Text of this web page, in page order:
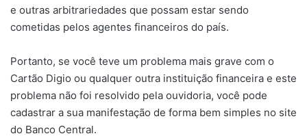
e outras arbitrariedades que possam estar sendo
cometidas pelos agentes financeiros do país.
Portanto, se você teve um problema mais grave com o
Cartão Digio ou qualquer outra instituição financeira e este
problema não foi resolvido pela ouvidoria, você pode
cadastrar a sua manifestação de forma bem simples no site
do Banco Central.